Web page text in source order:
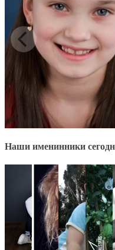
Наши именинники